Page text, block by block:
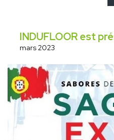
INDUFLOOR est
mars 2023